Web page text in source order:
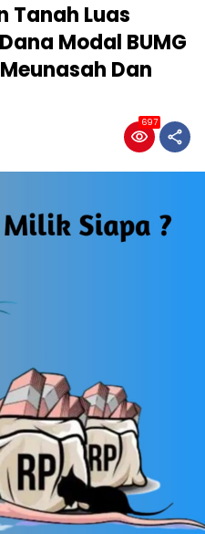
Tanah Luas
Modal BUMG
Dan
697